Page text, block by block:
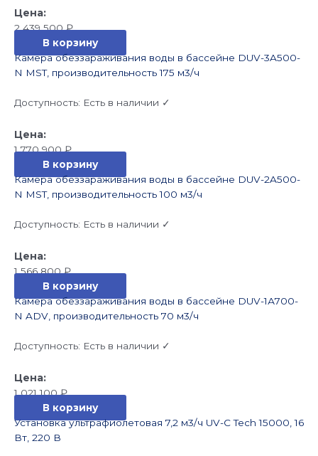
2 439 500₽
В корзину
Камера обеззараживания воды в бассейне DUV-3A500-
N MST, производительность 175 м3/ч
Доступность: Есть в наличии ✓
1 770 900₽
В корзину
Камера обеззараживания воды в бассейне DUV-2A500-
N MST, производительность 100 м3/ч
Доступность: Есть в наличии ✓
1 566 800₽
В корзину
Камера обеззараживания воды в бассейне DUV-1А700-
N ADV, производительность 70 м3/ч
Доступность: Есть в наличии ✓
1 021 100₽
В корзину
Установка ультрафиолетовая 7,2 м3/ч UV-C Tech 15000, 16
Вт, 220 В